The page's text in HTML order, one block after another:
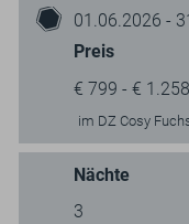
01.06.2026 -
Preis
€ 799 - € 1.258
im DZ Cosy
Nächte
3